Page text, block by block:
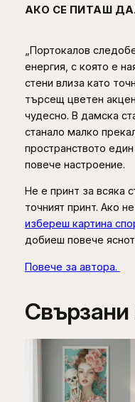
АКО СЕ ПИТАШ
„Портокалов
енергия, с която е
стени влиза като
търсещ цветен
чудесно. В дамска
станало малко
пространството
повече настроение.
Не е принт за всяка
точният принт. Ако
избереш картина
добиеш повече
Повече за автора.
Свързани